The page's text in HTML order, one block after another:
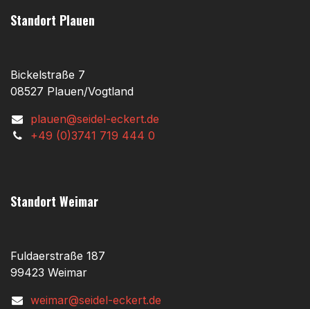
Standort Plauen
Bickelstraße 7
08527 Plauen/Vogtland
plauen@seidel-eckert.de
+49 (0)3741 719 444 0
Standort Weimar
Fuldaerstraße 187
99423 Weimar
weimar@seidel-eckert.de